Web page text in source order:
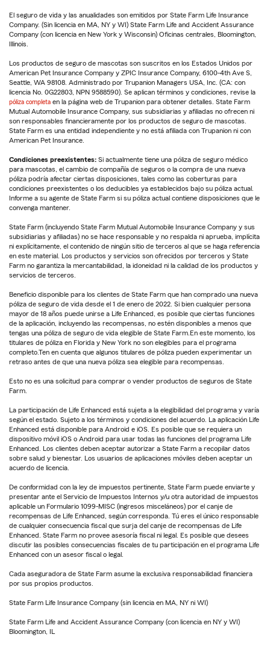
El seguro de vida y las anualidades son emitidos por State Farm Life Insurance
Company. (Sin licencia en MA, NY y WI) State Farm Life and Accident Assurance
Company (con licencia en New York y Wisconsin) Oficinas centrales, Bloomington,
Illinois.
Los productos de seguro de mascotas son suscritos en los Estados Unidos por
American Pet Insurance Company y ZPIC Insurance Company, 6100-4th Ave S,
Seattle, WA 98108. Administrado por Trupanion Managers USA, Inc. (CA: con
licencia No. 0G22803, NPN 9588590). Se aplican términos y condiciones, revise la
póliza completa en la página web de Trupanion para obtener detalles. State Farm
Mutual Automobile Insurance Company, sus subsidiarias y afiliadas no ofrecen ni
son responsables financieramente por los productos de seguro de mascotas.
State Farm es una entidad independiente y no está afiliada con Trupanion ni con
American Pet Insurance.
Condiciones preexistentes: Si actualmente tiene una póliza de seguro médico
para mascotas, el cambio de compañía de seguros o la compra de una nueva
póliza podría afectar ciertas disposiciones, tales como las coberturas para
condiciones preexistentes o los deducibles ya establecidos bajo su póliza actual.
Informe a su agente de State Farm si su póliza actual contiene disposiciones que le
convenga mantener.
State Farm (incluyendo State Farm Mutual Automobile Insurance Company y sus
subsidiarias y afiliadas) no se hace responsable y no respalda ni aprueba, implícita
ni explícitamente, el contenido de ningún sitio de terceros al que se haga referencia
en este material. Los productos y servicios son ofrecidos por terceros y State
Farm no garantiza la mercantabilidad, la idoneidad ni la calidad de los productos y
servicios de terceros.
Beneficio disponible para los clientes de State Farm que han comprado una nueva
póliza de seguro de vida desde el 1 de enero de 2022. Si bien cualquier persona
mayor de 18 años puede unirse a Life Enhanced, es posible que ciertas funciones
de la aplicación, incluyendo las recompensas, no estén disponibles a menos que
tengas una póliza de seguro de vida elegible de State Farm.En este momento, los
titulares de póliza en Florida y New York no son elegibles para el programa
completo.Ten en cuenta que algunos titulares de póliza pueden experimentar un
retraso antes de que una nueva póliza sea elegible para recompensas.
Esto no es una solicitud para comprar o vender productos de seguros de State
Farm.
La participación de Life Enhanced está sujeta a la elegibilidad del programa y varía
según el estado. Sujeto a los términos y condiciones del acuerdo. La aplicación Life
Enhanced está disponible para Android e iOS. Es posible que se requiera un
dispositivo móvil iOS o Android para usar todas las funciones del programa Life
Enhanced. Los clientes deben aceptar autorizar a State Farm a recopilar datos
sobre salud y bienestar. Los usuarios de aplicaciones móviles deben aceptar un
acuerdo de licencia.
De conformidad con la ley de impuestos pertinente, State Farm puede enviarte y
presentar ante el Servicio de Impuestos Internos y/u otra autoridad de impuestos
aplicable un Formulario 1099-MISC (ingresos misceláneos) por el canje de
recompensas de Life Enhanced, según corresponda. Tú eres el único responsable
de cualquier consecuencia fiscal que surja del canje de recompensas de Life
Enhanced. State Farm no provee asesoría fiscal ni legal. Es posible que desees
discutir las posibles consecuencias fiscales de tu participación en el programa Life
Enhanced con un asesor fiscal o legal.
Cada aseguradora de State Farm asume la exclusiva responsabilidad financiera
por sus propios productos.
State Farm Life Insurance Company (sin licencia en MA, NY ni WI)
State Farm Life and Accident Assurance Company (con licencia en NY y WI)
Bloomington, IL